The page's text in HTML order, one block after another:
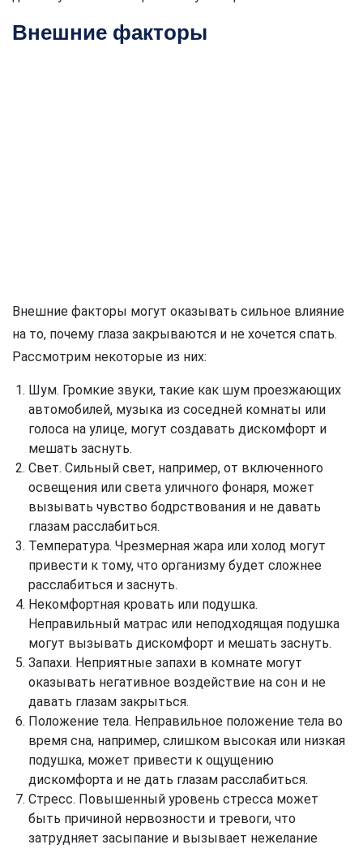
Внешние факторы
Внешние факторы могут оказывать сильное влияние
на то, почему глаза закрываются и не хочется спать.
Рассмотрим некоторые из них:
Шум. Громкие звуки, такие как шум проезжающих
автомобилей, музыка из соседней комнаты или
голоса на улице, могут создавать дискомфорт и
мешать заснуть.
Свет. Сильный свет, например, от включенного
освещения или света уличного фонаря, может
вызывать чувство бодрствования и не давать
глазам расслабиться.
Температура. Чрезмерная жара или холод могут
привести к тому, что организму будет сложнее
расслабиться и заснуть.
Некомфортная кровать или подушка.
Неправильный матрас или неподходящая подушка
могут вызывать дискомфорт и мешать заснуть.
Запахи. Неприятные запахи в комнате могут
оказывать негативное воздействие на сон и не
давать глазам закрыться.
Положение тела. Неправильное положение тела во
время сна, например, слишком высокая или низкая
подушка, может привести к ощущению
дискомфорта и не дать глазам расслабиться.
Стресс. Повышенный уровень стресса может
быть причиной нервозности и тревоги, что
затрудняет засыпание и вызывает нежелание